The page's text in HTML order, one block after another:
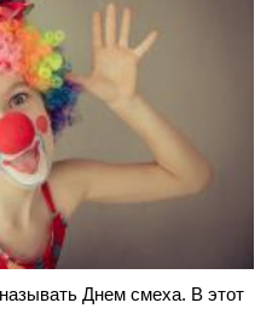
Днем смеха. В этот